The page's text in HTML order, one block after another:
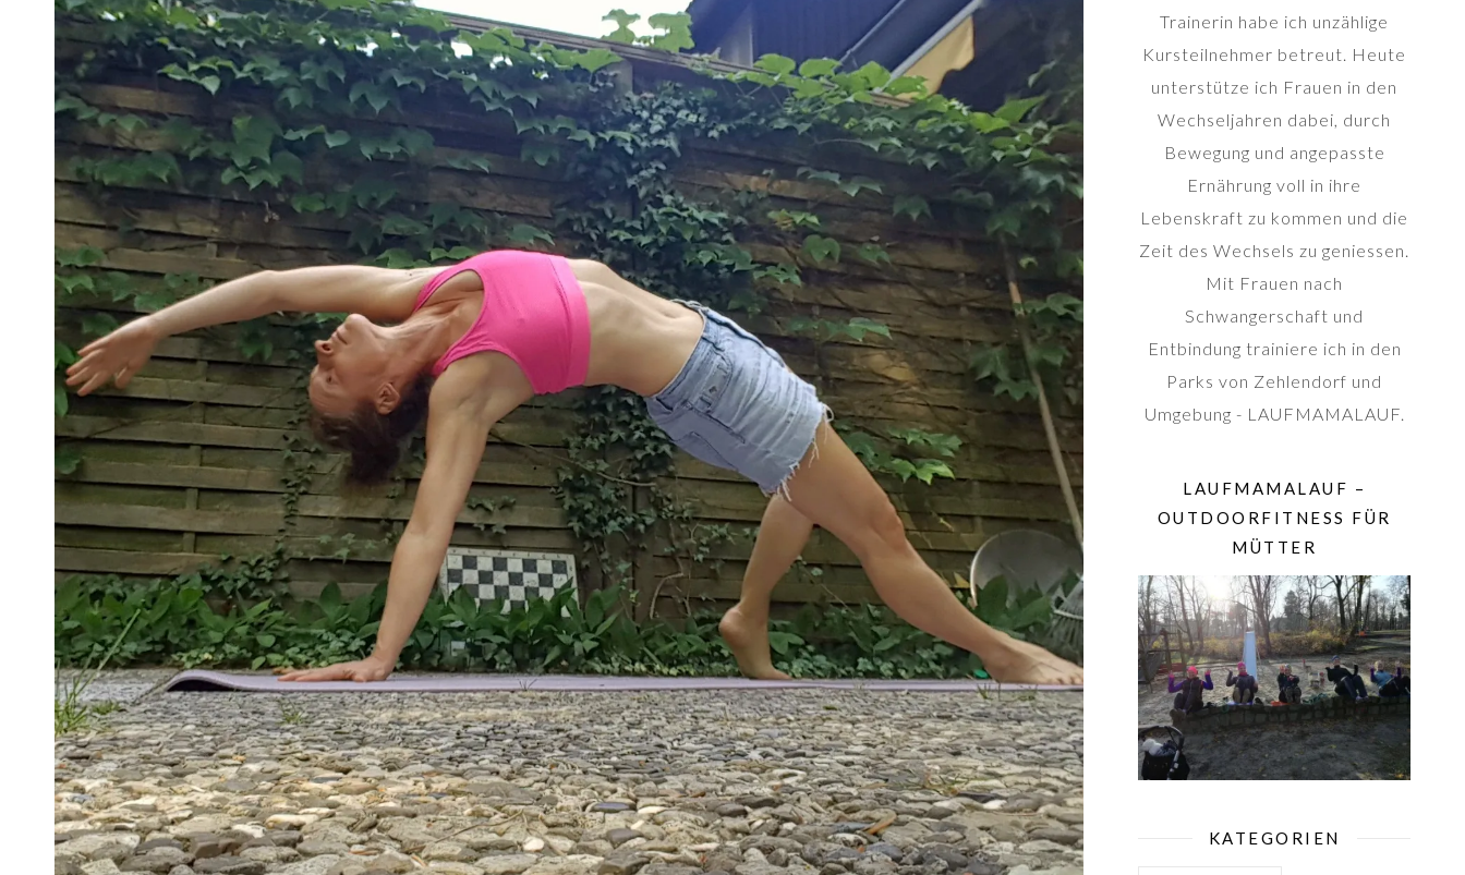
Trainerin habe ich unzählige
Kursteilnehmer betreut. Heute
unterstütze ich Frauen in den
Wechseljahren dabei, durch
Bewegung und angepasste
Ernährung voll in ihre
Lebenskraft zu kommen und die
Zeit des Wechsels zu geniessen.
Mit Frauen nach
Schwangerschaft und
Entbindung trainiere ich in den
Parks von Zehlendorf und
Umgebung - LAUFMAMALAUF.
LAUFMAMALAUF –
OUTDOORFITNESS FÜR
MÜTTER
KATEGORIEN